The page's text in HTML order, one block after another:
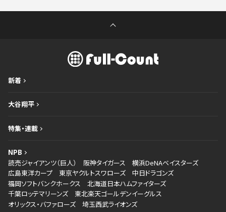
新着
大谷翔平
特集・連載
NPB
読売ジャイアンツ（巨人）
阪神タイガース
横浜DeNAベイスターズ
広島東洋カープ
東京ヤクルトスワローズ
中日ドラゴンズ
福岡ソフトバンクホークス
北海道日本ハムファイターズ
千葉ロッテマリーンズ
東北楽天ゴールデンイーグルス
オリックス・バファローズ
埼玉西武ライオンズ